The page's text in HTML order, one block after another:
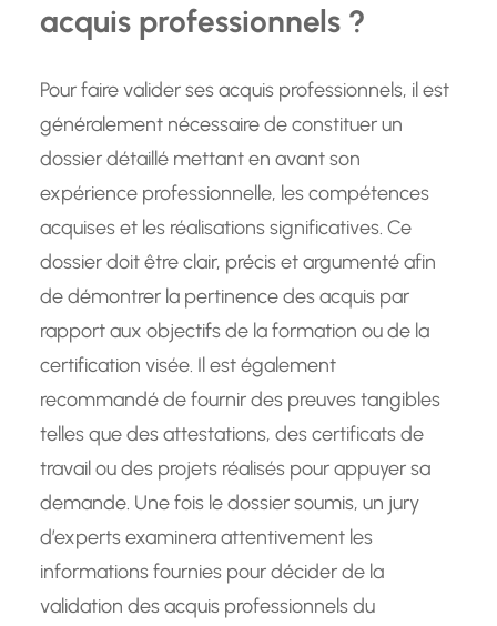
acquis professionnels ?
Pour faire valider ses acquis professionnels, il est
généralement nécessaire de constituer un
dossier détaillé mettant en avant son
expérience professionnelle, les compétences
acquises et les réalisations significatives. Ce
dossier doit être clair, précis et argumenté afin
de démontrer la pertinence des acquis par
rapport aux objectifs de la formation ou de la
certification visée. Il est également
recommandé de fournir des preuves tangibles
telles que des attestations, des certificats de
travail ou des projets réalisés pour appuyer sa
demande. Une fois le dossier soumis, un jury
d’experts examinera attentivement les
informations fournies pour décider de la
validation des acquis professionnels du